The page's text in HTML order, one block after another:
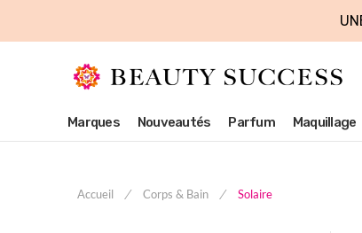
Marques Nouveautés Parfum Maquillage
Accueil Corps & Bain Solaire